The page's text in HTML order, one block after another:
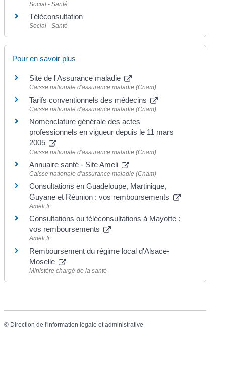
Social - Santé
Téléconsultation
Social - Santé
Pour en savoir plus
Site de l'Assurance maladie
Caisse nationale d'assurance maladie (Cnam)
Tarifs conventionnels des médecins
Caisse nationale d'assurance maladie (Cnam)
Nomenclature générale des actes
professionnels en vigueur depuis le 11 mars
2005
Caisse nationale d'assurance maladie (Cnam)
Annuaire santé - Site Ameli
Caisse nationale d'assurance maladie (Cnam)
Consultations en Guadeloupe, Martinique,
Guyane et Réunion : vos remboursements
Ameli.fr
Consultations ou téléconsultations à Mayotte :
vos remboursements
Ameli.fr
Remboursement du régime local d'Alsace-
Moselle
Ministère chargé de la santé
© Direction de l'information légale et administrative